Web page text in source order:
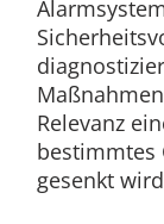
Relevanz
bestimmtes
gesenkt